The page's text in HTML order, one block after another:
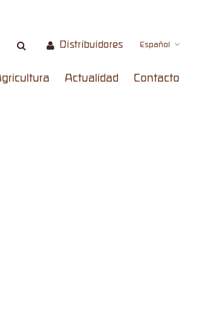
Distribuidores Español
Actualidad Contacto